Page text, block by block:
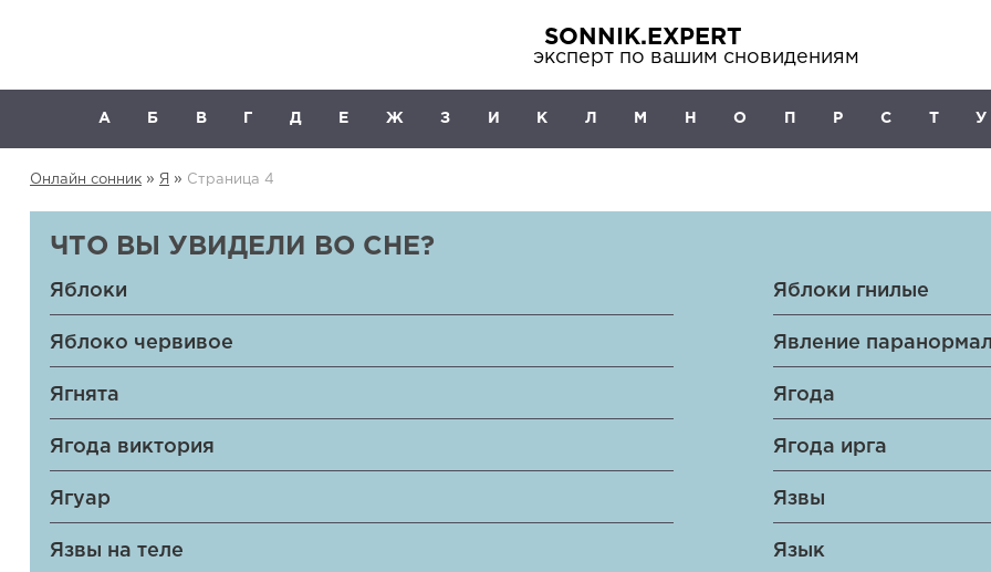
SONNIK.EXPERT
эксперт по вашим сновидениям
А Б В Г Д Е Ж З И К Л М Н О П Р С Т У
Онлайн сонник » Я » Страница 4
ЧТО ВЫ УВИДЕЛИ ВО СНЕ?
Яблоки Яблоки гнилые
Яблоко червивое Явление
Ягнята Ягода
Ягода виктория Ягода ирга
Ягуар Язвы
Язвы на теле Язык